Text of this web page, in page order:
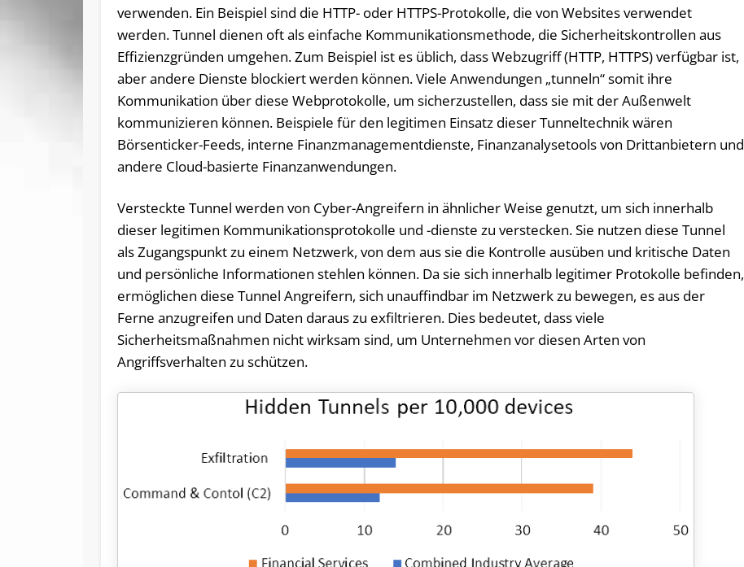
verwenden. Ein Beispiel sind die HTTP- oder HTTPS-Protokolle, die von Websites verwendet
werden. Tunnel dienen oft als einfache Kommunikationsmethode, die Sicherheitskontrollen aus
Effizienzgründen umgehen. Zum Beispiel ist es üblich, dass Webzugriff (HTTP, HTTPS) verfügbar ist,
aber andere Dienste blockiert werden können. Viele Anwendungen „tunneln“ somit ihre
Kommunikation über diese Webprotokolle, um sicherzustellen, dass sie mit der Außenwelt
kommunizieren können. Beispiele für den legitimen Einsatz dieser Tunneltechnik wären
Börsenticker-Feeds, interne Finanzmanagementdienste, Finanzanalysetools von Drittanbietern und
andere Cloud-basierte Finanzanwendungen.
Versteckte Tunnel werden von Cyber-Angreifern in ähnlicher Weise genutzt, um sich innerhalb
dieser legitimen Kommunikationsprotokolle und -dienste zu verstecken. Sie nutzen diese Tunnel
als Zugangspunkt zu einem Netzwerk, von dem aus sie die Kontrolle ausüben und kritische Daten
und persönliche Informationen stehlen können. Da sie sich innerhalb legitimer Protokolle befinden,
ermöglichen diese Tunnel Angreifern, sich unauffindbar im Netzwerk zu bewegen, es aus der
Ferne anzugreifen und Daten daraus zu exfiltrieren. Dies bedeutet, dass viele
Sicherheitsmaßnahmen nicht wirksam sind, um Unternehmen vor diesen Arten von
Angriffsverhalten zu schützen.